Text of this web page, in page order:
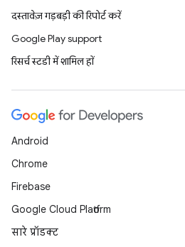
दस्तावेज़ गड़बड़ी की रिपोर्ट करें
Google Play support
रिसर्च स्टडी में शामिल हों
Android
Chrome
Firebase
Google Cloud Platform
सारे प्रॉडक्ट